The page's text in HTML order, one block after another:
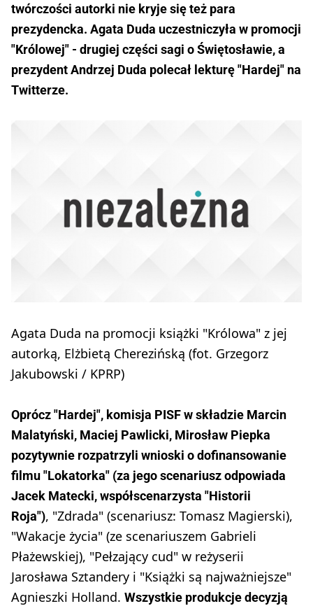
twórczości autorki nie kryje się też para
prezydencka. Agata Duda uczestniczyła w promocji
"Królowej" - drugiej części sagi o Świętosławie, a
prezydent Andrzej Duda polecał lekturę "Hardej" na
Twitterze.
Agata Duda na promocji książki "Królowa" z jej
autorką, Elżbietą Cherezińską (fot. Grzegorz
Jakubowski / KPRP)
Oprócz "Hardej", komisja PISF w składzie Marcin
Malatyński, Maciej Pawlicki, Mirosław Piepka
pozytywnie rozpatrzyli wnioski o dofinansowanie
filmu "Lokatorka" (za jego scenariusz odpowiada
Jacek Matecki, współscenarzysta "Historii
Roja"), "Zdrada" (scenariusz: Tomasz Magierski),
"Wakacje życia" (ze scenariuszem Gabrieli
Płażewskiej), "Pełzający cud" w reżyserii
Jarosława Sztandery i "Książki są najważniejsze"
Agnieszki Holland. Wszystkie produkcje decyzją